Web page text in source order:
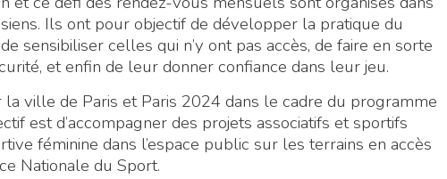
Ils ont pour objectif de développer la pratique du
sensibiliser celles qui n’y ont pas accès, de faire en sorte
et enfin de leur donner confiance dans leur jeu.
ville de Paris et Paris 2024 dans le cadre du programme
est d’accompagner des projets associatifs et sportifs
féminine dans l’espace public sur les terrains en accès
Nationale du Sport.